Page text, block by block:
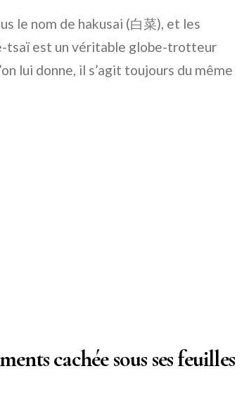
le nom de hakusai (白菜), et les
tsaï est un véritable globe-trotteur
lui donne, il s’agit toujours du même
cachée sous ses feuilles